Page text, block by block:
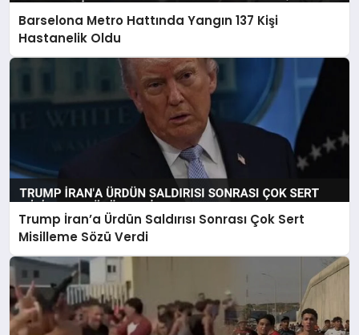
Barselona Metro Hattında Yangın 137 Kişi
Hastanelik Oldu
Trump İran’a Ürdün Saldırısı Sonrası Çok Sert
Misilleme Sözü Verdi